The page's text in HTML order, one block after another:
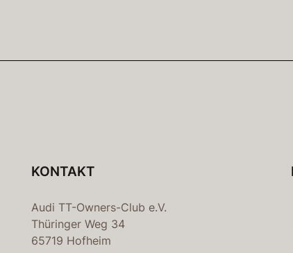
KONTAKT
Audi TT-Owners-Club e.V.
Thüringer Weg 34
65719 Hofheim